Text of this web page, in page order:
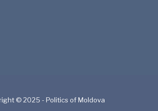
© 2025 - Politics of Moldova